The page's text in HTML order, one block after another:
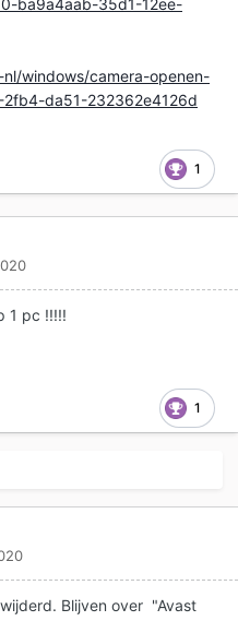
windows/camera-openen-
da51-232362e4126d
1
1 pc !!!!!
1
Blijven over "Avast